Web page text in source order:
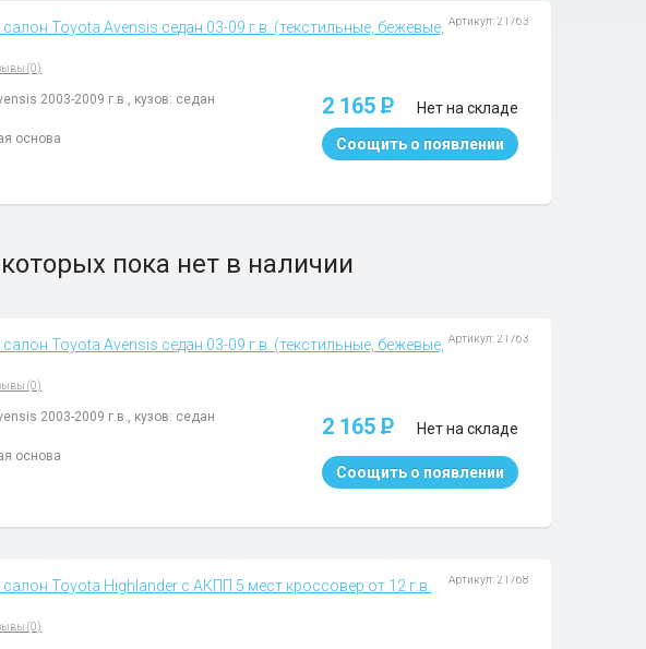
Артикул: 21763
Toyota Avensis седан 03-09 г.в. (текстильные, бежевые,
(0)
2 165 P Нет на складе
Соощить о появлении
2003-2009 г.в., кузов: седан
основа
пока нет в наличии
Артикул: 21763
Toyota Avensis седан 03-09 г.в. (текстильные, бежевые,
(0)
2 165 P Нет на складе
Соощить о появлении
2003-2009 г.в., кузов: седан
основа
Артикул: 21768
Toyota Highlander с АКПП 5 мест кроссовер от 12 г.в.
(0)